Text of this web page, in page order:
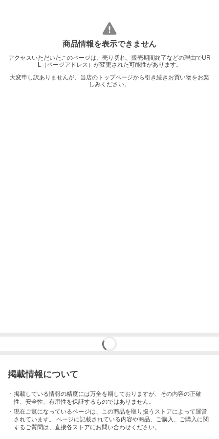
商品情報を表示できません
アクセスいただいたこのページは、売り切れ、販売期間終了などの理由でUR
L（ページアドレス）が変更された可能性があります。
大変申し訳ありませんが、当店のトップページから引き続きお買い物をお楽
しみください。
掲載情報について
・掲載している情報の精度には万全を期しておりますが、その内容の正確
性、安全性、有用性を保証するものではありません。
・現在ご覧になっているページは、この商品を取り扱うストアによって運営
されています。 ページに記載されている内容や商品、ご購入 、ご購入に関
するご質問は、直接各ストアにお問い合わせください。